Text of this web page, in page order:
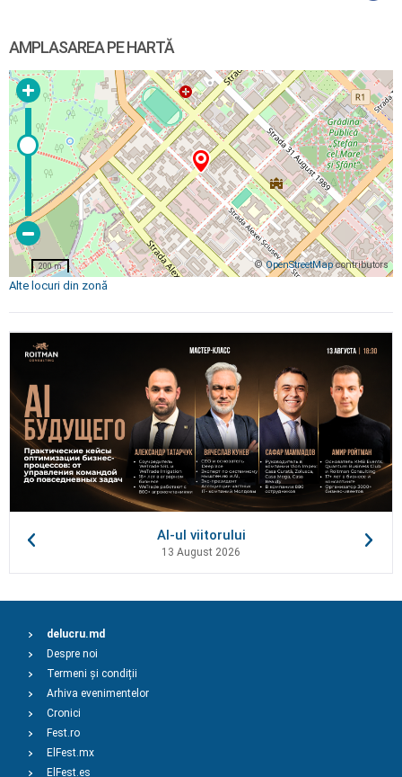
AMPLASAREA PE HARTĂ
©OpenStreetMapcontributors
200 m
Alte locuri din zonă
AI-ul viitorului
13 August 2026
delucru.md
Despre noi
Termeni și condiții
Arhiva evenimentelor
Cronici
Fest.ro
ElFest.mx
ElFest.es